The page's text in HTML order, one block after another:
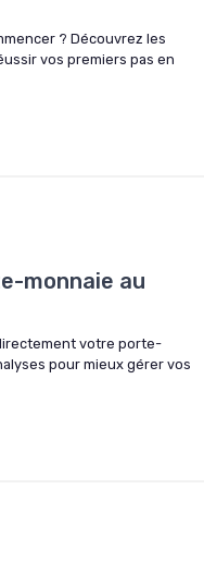
? Découvrez les
vos premiers pas en
monnaie au
votre porte-
pour mieux gérer vos